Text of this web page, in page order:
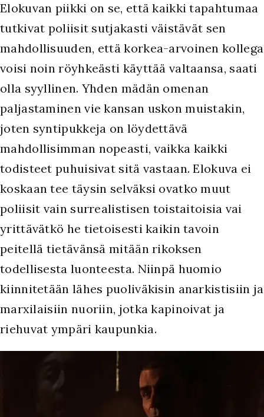
Elokuvan piikki on se, että kaikki tapahtumaa
tutkivat poliisit sutjakasti väistävät sen
mahdollisuuden, että korkea-arvoinen kollega
voisi noin röyhkeästi käyttää valtaansa, saati
olla syyllinen. Yhden mädän omenan
paljastaminen vie kansan uskon muistakin,
joten syntipukkeja on löydettävä
mahdollisimman nopeasti, vaikka kaikki
todisteet puhuisivat sitä vastaan. Elokuva ei
koskaan tee täysin selväksi ovatko muut
poliisit vain surrealistisen toistaitoisia vai
yrittävätkö he tietoisesti kaikin tavoin
peitellä tietävänsä mitään rikoksen
todellisesta luonteesta. Niinpä huomio
kiinnitetään lähes puoliväkisin anarkistisiin ja
marxilaisiin nuoriin, jotka kapinoivat ja
riehuvat ympäri kaupunkia.